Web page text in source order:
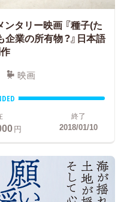
ンタリー映画『種子(た
業の所有物？』日本語
映画
円
終了
2018/01/10